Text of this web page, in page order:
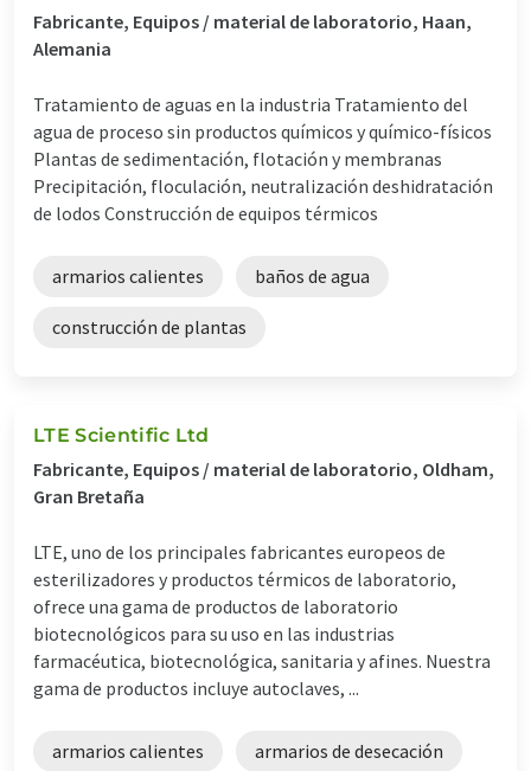
Fabricante, Equipos / material de laboratorio, Haan,
Alemania
Tratamiento de aguas en la industria Tratamiento del
agua de proceso sin productos químicos y químico-físicos
Plantas de sedimentación, flotación y membranas
Precipitación, floculación, neutralización deshidratación
de lodos Construcción de equipos térmicos
armarios calientes baños de agua
construcción de plantas
LTE Scientific Ltd
Fabricante, Equipos / material de laboratorio, Oldham,
Gran Bretaña
LTE, uno de los principales fabricantes europeos de
esterilizadores y productos térmicos de laboratorio,
ofrece una gama de productos de laboratorio
biotecnológicos para su uso en las industrias
farmacéutica, biotecnológica, sanitaria y afines. Nuestra
gama de productos incluye autoclaves, ...
armarios calientes armarios de desecación